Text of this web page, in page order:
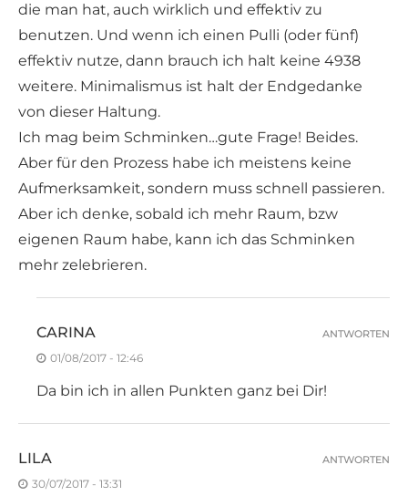
die man hat, auch wirklich und effektiv zu
benutzen. Und wenn ich einen Pulli (oder fünf)
effektiv nutze, dann brauch ich halt keine 4938
weitere. Minimalismus ist halt der Endgedanke
von dieser Haltung.
Ich mag beim Schminken…gute Frage! Beides.
Aber für den Prozess habe ich meistens keine
Aufmerksamkeit, sondern muss schnell passieren.
Aber ich denke, sobald ich mehr Raum, bzw
eigenen Raum habe, kann ich das Schminken
mehr zelebrieren.
CARINA
01/08/2017 - 12:46
Da bin ich in allen Punkten ganz bei Dir!
ANTWORTEN
LILA
30/07/2017 - 13:31
ANTWORTEN